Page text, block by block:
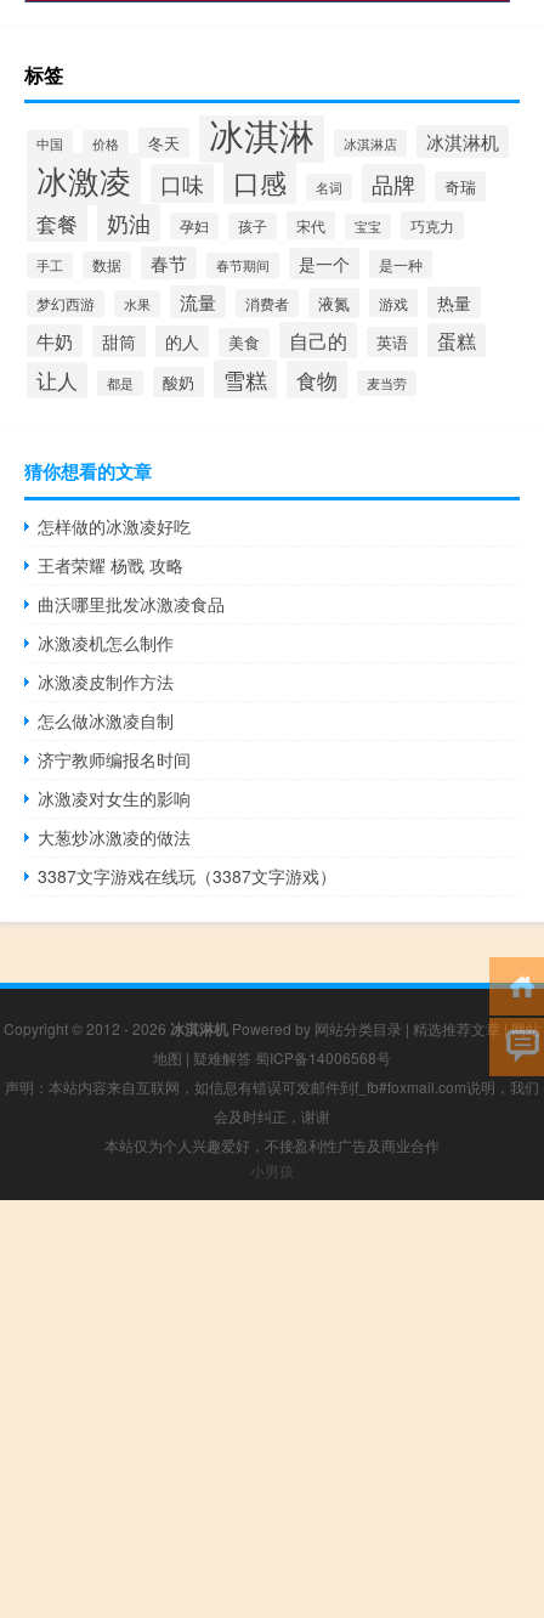
标签
中国 价格 冬天 冰淇淋 冰淇淋店 冰淇淋机
冰激凌 口味 口感 名词 品牌 奇瑞
套餐 奶油 孕妇 孩子 宋代 宝宝 巧克力
手工 数据 春节 春节期间 是一个 是一种
梦幻西游 水果 流量 消费者 液氮 游戏 热量
牛奶 甜筒 的人 美食 自己的 英语 蛋糕
让人 都是 酸奶 雪糕 食物 麦当劳
猜你想看的文章
怎样做的冰激凌好吃
王者荣耀 杨戬 攻略
曲沃哪里批发冰激凌食品
冰激凌机怎么制作
冰激凌皮制作方法
怎么做冰激凌自制
济宁教师编报名时间
冰激凌对女生的影响
大葱炒冰激凌的做法
3387文字游戏在线玩（3387文字游戏）
Copyright © 2012 - 2026 冰淇淋机 Powered by 网站分类目录 | 精选推荐文章 |网站
地图 | 疑难解答 蜀ICP备14006568号
声明：本站内容来自互联网，如信息有错误可发邮件到f_fb#foxmail.com说明，我们
会及时纠正，谢谢
本站仅为个人兴趣爱好，不接盈利性广告及商业合作
小男孩